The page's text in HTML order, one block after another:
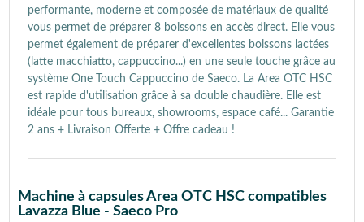
performante, moderne et composée de matériaux de qualité
vous permet de préparer 8 boissons en accès direct. Elle vous
permet également de préparer d'excellentes boissons lactées
(latte macchiatto, cappuccino...) en une seule touche grâce au
système One Touch Cappuccino de Saeco. La Area OTC HSC
est rapide d'utilisation grâce à sa double chaudière. Elle est
idéale pour tous bureaux, showrooms, espace café... Garantie
2 ans + Livraison Offerte + Offre cadeau !
Machine à capsules Area OTC HSC compatibles
Lavazza Blue - Saeco Pro